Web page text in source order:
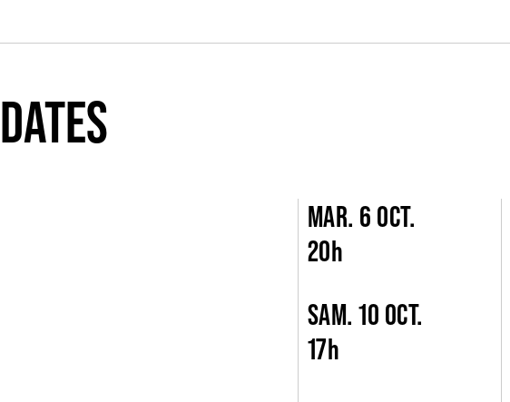
DATES
MAR. 6 OCT.
20h
SAM. 10 OCT.
17h